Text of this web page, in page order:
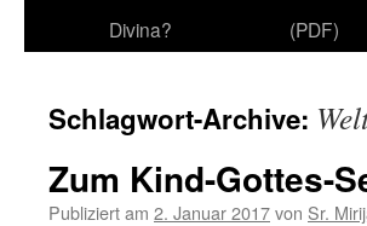
Divina?
(PDF)
Schlagwort-Archive:
Zum Kind-Gottes-
Publiziert am 2. Januar 2017von Sr.